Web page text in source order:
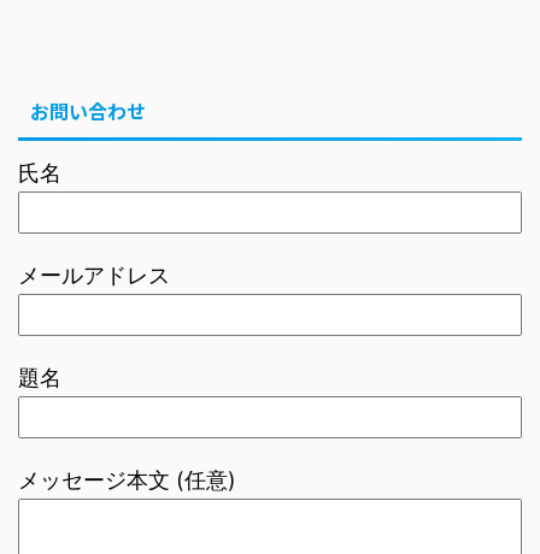
お問い合わせ
氏名
メールアドレス
題名
メッセージ本文 (任意)